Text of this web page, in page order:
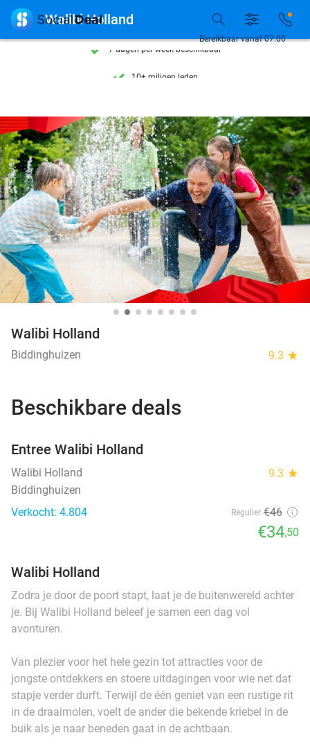
7 dagen per week beschikbaar
7 dagen per week beschikbaar
10+ miljoen leden
Bereikbaar vanaf 07:00
 Walibi Holland
Walibi Holland
Biddinghuizen 9.3 star
Beschikbare deals
Entree Walibi Holland
Walibi Holland 9.3 star
Biddinghuizen
Verkocht: 4.804
Regulier €46
€34,50
Walibi Holland
Zodra je door de poort stapt, laat je de buitenwereld achter
je. Bij Walibi Holland beleef je samen een dag vol
avonturen.
Van plezier voor het hele gezin tot attracties voor de
jongste ontdekkers en stoere uitdagingen voor wie net dat
stapje verder durft. Terwijl de één geniet van een rustige rit
in de draaimolen, voelt de ander die bekende kriebel in de
buik als je naar beneden gaat in de achtbaan.